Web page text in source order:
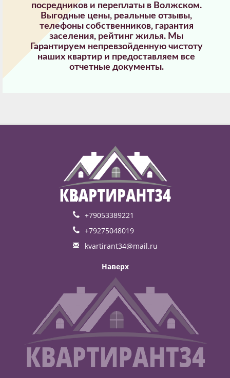
посредников и переплаты в Волжском.
Выгодные цены, реальные отзывы,
телефоны собственников, гарантия
заселения, рейтинг жилья. Мы
Гарантируем непревзойденную чистоту
наших квартир и предоставляем все
отчетные документы.
+79053389221
+79275048019
kvartirant34@mail.ru
Наверх